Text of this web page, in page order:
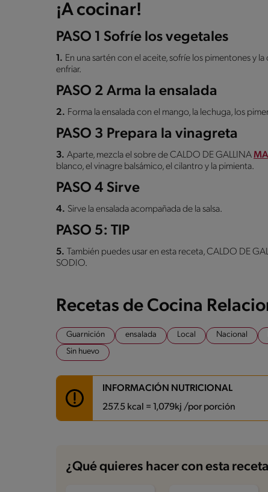
¡A cocinar!
PASO 1 Sofríe los vegetales
1. En una sartén con el aceite, sofríe los pimentones y
enfriar.
PASO 2 Arma la ensalada
2. Forma la ensalada con el mango, la lechuga, los
PASO 3 Prepara la vinagreta
3. Aparte, mezcla el sobre de CALDO DE GALLINA
blanco, el vinagre balsámico, el cilantro y la pimienta.
PASO 4 Sirve
4. Sirve la ensalada acompañada de la salsa.
PASO 5: TIP
5. También puedes usar en esta receta, CALDO DE
SODIO.
Recetas de Cocina
Guarnición ensalada Local Nacional
Sin huevo
INFORMACIÓN NUTRICIONAL
257.5 kcal = 1,079kj /por porción
Energía
257.5 kcal
Grasas 15.2 g
¿Qué quieres hacer con esta